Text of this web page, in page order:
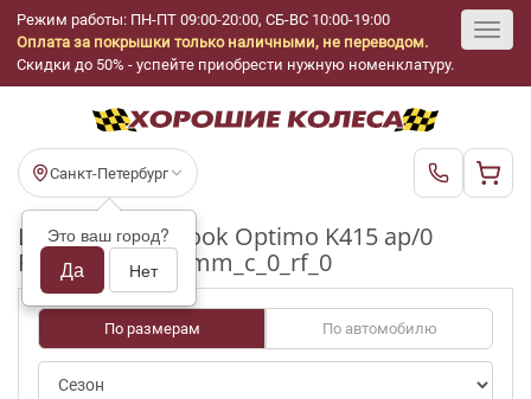
Режим работы: ПН-ПТ 09:00-20:00, СБ-ВС 10:00-19:00
Оплата за покрышки только наличными, не переводом.
Скидки до 50% - успейте приобрести нужную номенклатуру.
Санкт-Петербург
Это ваш город?
Да Нет
Шины бу Hankook Optimo K415 ap/0
R18_235_55_5-6mm_c_0_rf_0
По размерам По автомобилю